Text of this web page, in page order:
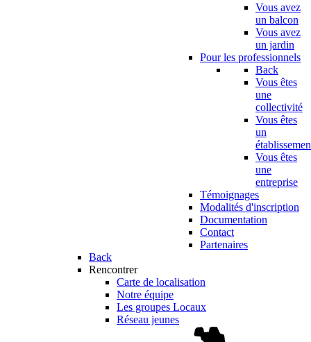
Vous avez
un balcon
Vous avez
un jardin
Pour les professionnels
Back
Vous êtes
une
collectivité
Vous êtes
un
Vous êtes
une
entreprise
Témoignages
Modalités d'inscription
Documentation
Contact
Partenaires
Back
Rencontrer
Carte de localisation
Notre équipe
Les groupes Locaux
Réseau jeunes